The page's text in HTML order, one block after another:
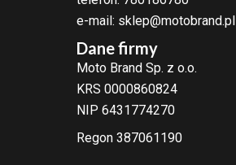
e-mail: sklep@motobrand.pl
Dane firmy
Moto Brand Sp. z o.o.
KRS 0000860824
NIP 6431774270
Regon 387061190